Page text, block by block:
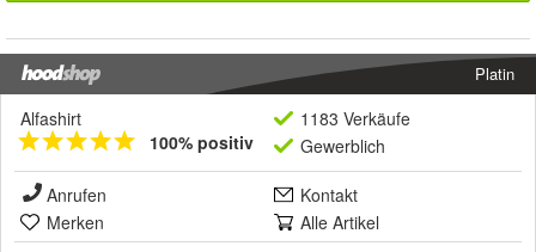
Platin
Alfashirt
100% positiv
1183 Verkäufe
Gewerblich
Anrufen
Kontakt
Merken
Alle Artikel